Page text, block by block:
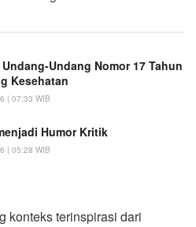
Undang Nomor 17 Tahun
Kesehatan
| 07:33 WIB
Humor Kritik
| 05:28 WIB
konteks terinspirasi dari